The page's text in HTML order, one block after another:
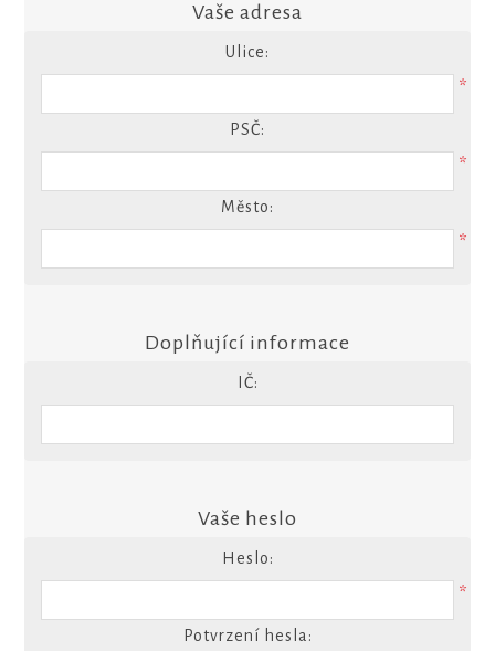
Vaše adresa
Ulice:
*
PSČ:
*
Město:
*
Doplňující informace
IČ:
Vaše heslo
Heslo:
*
Potvrzení hesla: